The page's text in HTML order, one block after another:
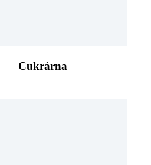
Cukrárna